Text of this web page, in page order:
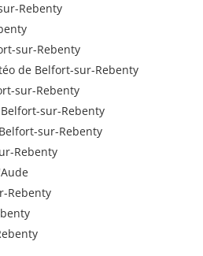
Rebenty
sur-Rebenty
de Belfort-sur-Rebenty
sur-Rebenty
sur-Rebenty
sur-Rebenty
Rebenty
Rebenty